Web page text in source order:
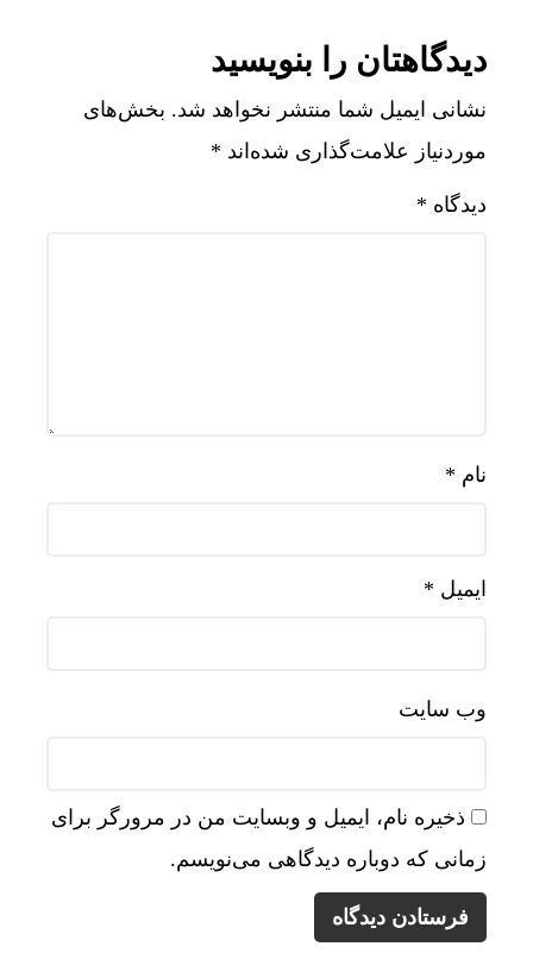
دیدگاهتان را بنویسید
نشانی ایمیل شما منتشر نخواهد شد. بخش‌های
موردنیاز علامت‌گذاری شده‌اند *
دیدگاه *
نام *
ایمیل *
وب‌ سایت
ذخیره نام، ایمیل و وبسایت من در مرورگر برای
زمانی که دوباره دیدگاهی می‌نویسم.